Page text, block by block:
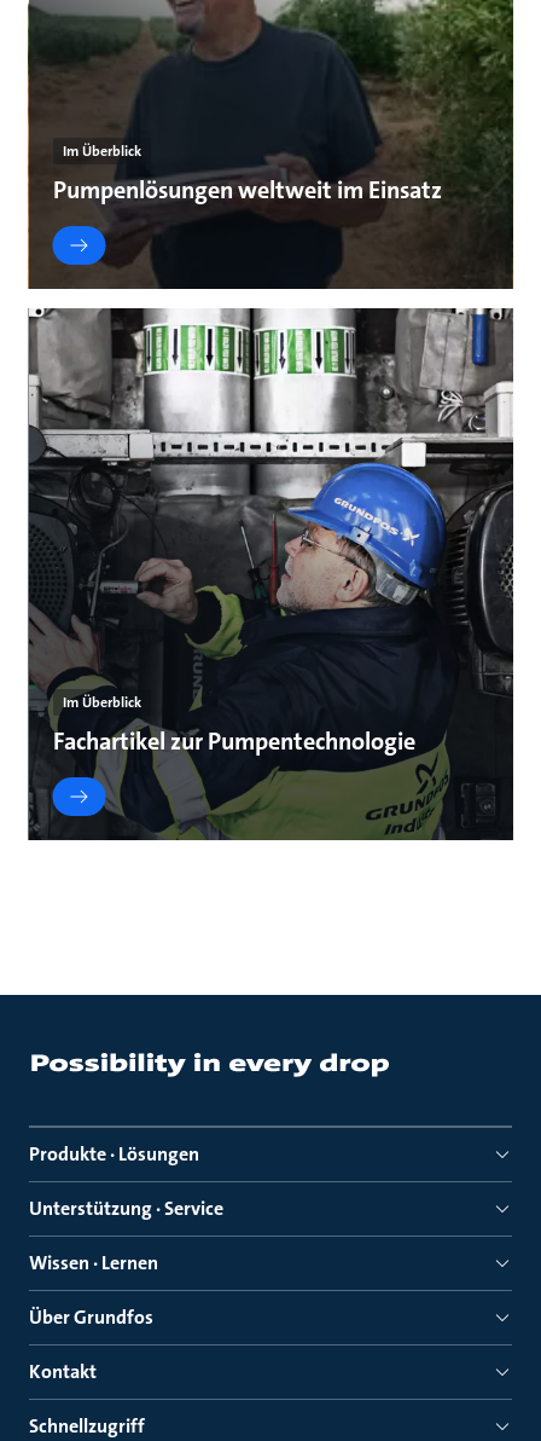
Im Überblick
Pumpenlösungen weltweit im Einsatz
Im Überblick
Fachartikel zur Pumpentechnologie
Produkte · Lösungen
Unterstützung · Service
Wissen · Lernen
Über Grundfos
Kontakt
Schnellzugriff